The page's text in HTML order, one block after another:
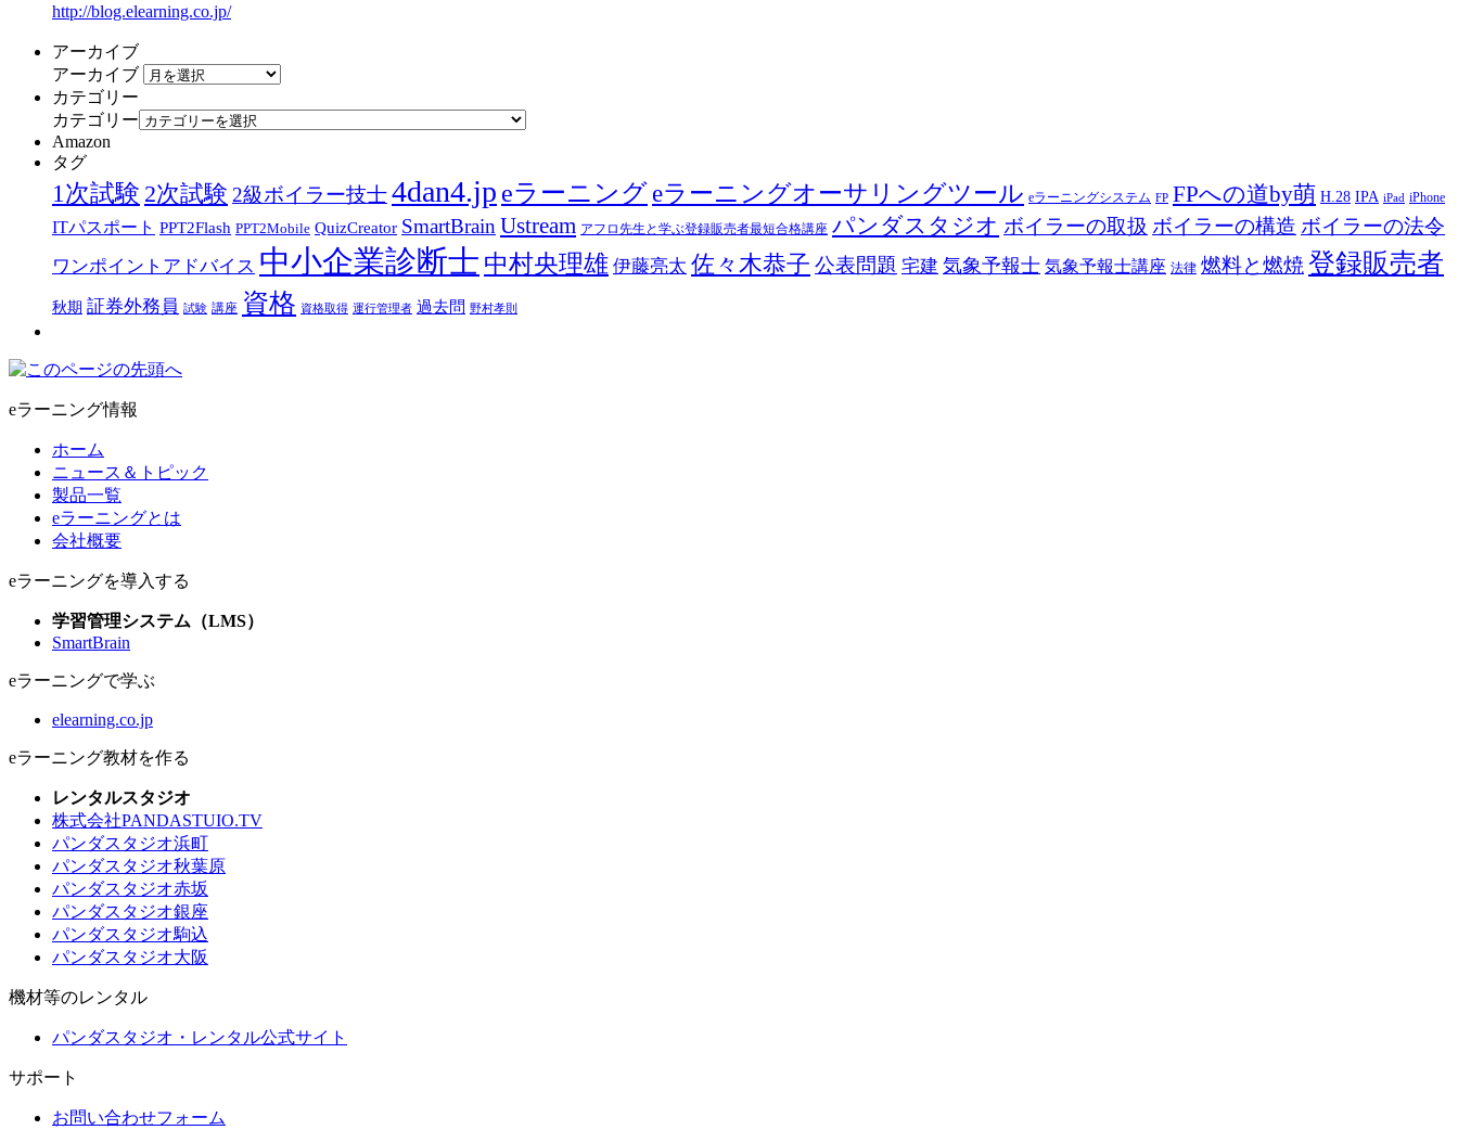
http://blog.elearning.co.jp/
アーカイブ
アーカイブ
カテゴリー
カテゴリー
Amazon
タグ
1次試験 2次試験 2級ボイラー技士4dan4.jp eラーニング eラーニングオーサリングツール eラーニングシステム FP FPへの道by萌 H.28 IPA iPad iPhone
ITパスポート PPT2Flash PPT2Mobile QuizCreator SmartBrain Ustream アフロ先生と学ぶ登録販売者最短合格講座 パンダスタジオ ボイラーの取扱 ボイラーの構造 ボイラーの法令
ワンポイントアドバイス 中小企業診断士 中村央理雄 伊藤亮太 佐々木恭子 公表問題 宅建 気象予報士 気象予報士講座 法律 燃料と燃焼 登録販売者
秋期 証券外務員 試験 講座 資格 資格取得 運行管理者 過去問 野村孝則
eラーニング情報
ホーム
ニュース＆トピック
製品一覧
eラーニングとは
会社概要
eラーニングを導入する
学習管理システム（LMS）
SmartBrain
eラーニングで学ぶ
elearning.co.jp
eラーニング教材を作る
レンタルスタジオ
株式会社PANDASTUIO.TV
パンダスタジオ浜町
パンダスタジオ秋葉原
パンダスタジオ赤坂
パンダスタジオ銀座
パンダスタジオ駒込
パンダスタジオ大阪
機材等のレンタル
パンダスタジオ・レンタル公式サイト
サポート
お問い合わせフォーム